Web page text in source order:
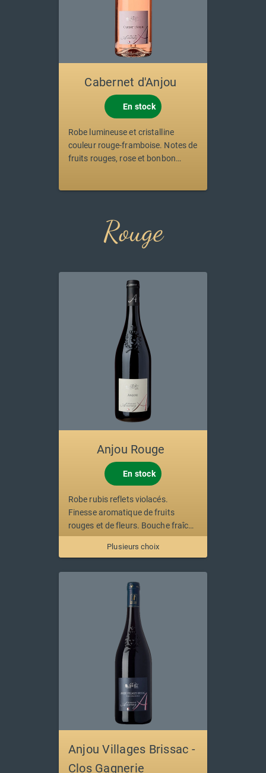
Cabernet d'Anjou
En stock
Robe lumineuse et cristalline
couleur rouge-framboise. Notes de
fruits rouges, rose et bonbon
Rouge
Anjou Rouge
En stock
Robe rubis reflets violacés.
Finesse aromatique de fruits
rouges et de fleurs. Bouche fraîche
aux tanins fins.
Plusieurs choix
Anjou Villages Brissac -
Clos Gagnerie